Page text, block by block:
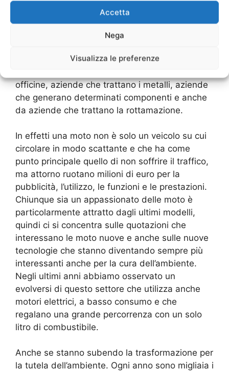
Accetta
Nega
Visualizza le preferenze
tre settori ben distinti: – Compro Moto Carlo
usate –Compro Moto Carlo
Farini Milanorottamazione Ognuno di questo
officine, aziende che trattano i metalli, aziende
che generano determinati componenti e anche
da aziende che trattano la rottamazione.
In effetti una moto non è solo un veicolo su cui
circolare in modo scattante e che ha come
punto principale quello di non soffrire il traffico,
ma attorno ruotano milioni di euro per la
pubblicità, l’utilizzo, le funzioni e le prestazioni.
Chiunque sia un appassionato delle moto è
particolarmente attratto dagli ultimi modelli,
quindi ci si concentra sulle quotazioni che
interessano le moto nuove e anche sulle nuove
tecnologie che stanno diventando sempre più
interessanti anche per la cura dell’ambiente.
Negli ultimi anni abbiamo osservato un
evolversi di questo settore che utilizza anche
motori elettrici, a basso consumo e che
regalano una grande percorrenza con un solo
litro di combustibile.
Anche se stanno subendo la trasformazione per
la tutela dell’ambiente. Ogni anno sono migliaia i